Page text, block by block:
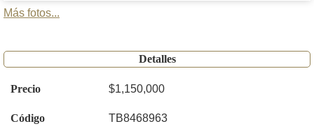
Más fotos...
Detalles
Precio $1,150,000
Código TB8468963